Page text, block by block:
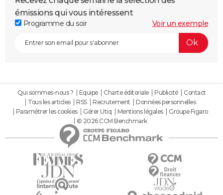
émissions qui vous intéressent
Programme du soir Voir un exemple
Qui sommes-nous ? Equipe Charte éditoriale Publicité
Contact
Tous les articles
RSS Recrutement
Données personnelles
Paramétrer les cookies
Gérer Utiq Mentions légales
Groupe Figaro
© 2026 CCM Benchmark